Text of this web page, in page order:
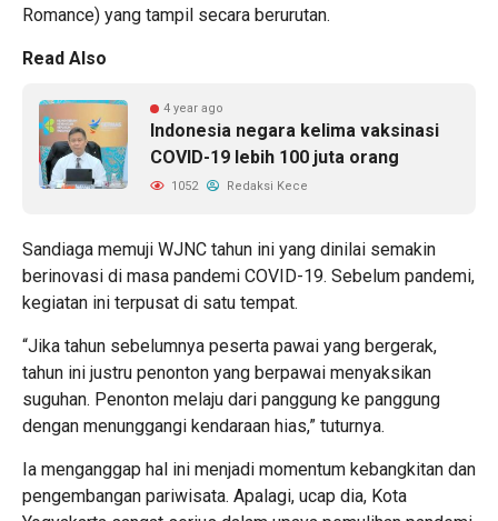
Romance) yang tampil secara berurutan.
Read Also
4 year ago
Indonesia negara kelima vaksinasi
COVID-19 lebih 100 juta orang
1052 Redaksi Kece
Sandiaga memuji WJNC tahun ini yang dinilai semakin
berinovasi di masa pandemi COVID-19. Sebelum pandemi,
kegiatan ini terpusat di satu tempat.
“Jika tahun sebelumnya peserta pawai yang bergerak,
tahun ini justru penonton yang berpawai menyaksikan
suguhan. Penonton melaju dari panggung ke panggung
dengan menunggangi kendaraan hias,” tuturnya.
Ia menganggap hal ini menjadi momentum kebangkitan dan
pengembangan pariwisata. Apalagi, ucap dia, Kota